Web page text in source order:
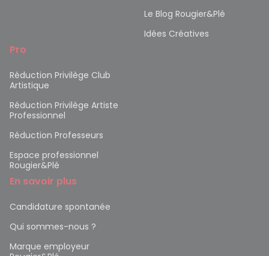
Le Blog Rougier&Plé
Idées Créatives
Pro
Réduction Privilège Club
Artistique
Réduction Privilège Artiste
Professionnel
Réduction Professeurs
Espace professionnel
Rougier&Plé
En savoir plus
Candidature spontanée
Qui sommes-nous ?
Marque employeur